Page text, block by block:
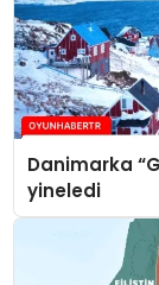
Danimarka
yineledi